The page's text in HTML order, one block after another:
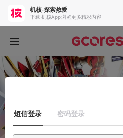
机核-探索热爱
下载 机核App 浏览更多精彩内容
短信登录 密码登录